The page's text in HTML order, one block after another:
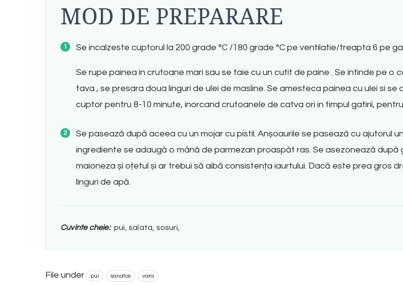
MOD DE PREPARARE
Se incalzeste cuptorul la 200 grade °C /180 grade °C pe ventilatie/treapta 6 pe
Se rupe painea in crutoane mari sau se taie cu un cutit de paine . Se intinde pe o
tava , se presara doua linguri de ulei de masline. Se amesteca painea cu ulei si se
cuptor pentru 8-10 minute, inorcand crutoanele de catva ori in timpul gatirii,
Se pasează după aceea cu un mojar cu pistil. Anșoaurile se pasează cu ajutorul
ingrediente se adaugă o mână de parmezan proaspăt ras. Se asezonează după
maioneza și oțetul și ar trebui să aibă consistența iaurtului. Dacă este prea gros
linguri de apă.
Cuvinte cheie: pui, salata, sosuri,
File under pui sanatos vara